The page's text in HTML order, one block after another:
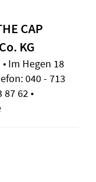
CAP
KG
Im Hegen 18
040 - 713
87 62 •